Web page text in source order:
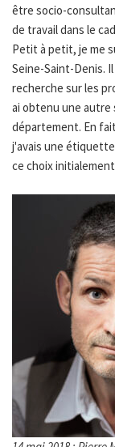
être socio-
de travail dans le
Petit à petit, je me
Seine-Saint-Denis.
recherche sur les
ai obtenu une autre
département. En
j'avais une
ce choix